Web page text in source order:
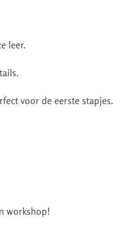
leer.
voor de eerste stapjes.
workshop!